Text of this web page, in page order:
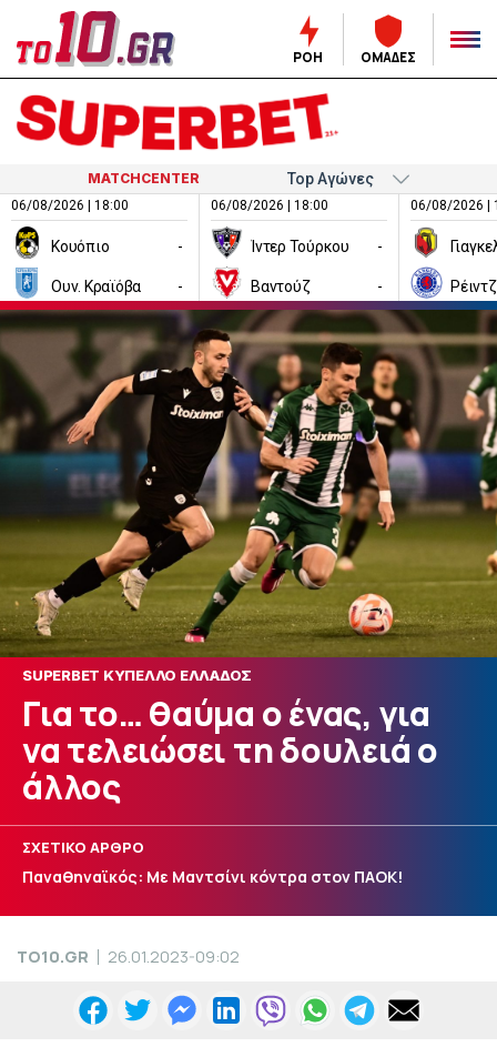
ΡΟΗ ΟΜΑΔΕΣ
MATCHCENTER
06/08/2026 | 18:00
Κουόπιο -
Ουν. Κραϊόβα -
06/08/2026 | 18:00
Ίντερ Τούρκου -
Βαντούζ -
06/08/2026 |
SUPERBET ΚΥΠΕΛΛΟ ΕΛΛΑΔΟΣ
Για το… θαύμα ο ένας, για
να τελειώσει τη δουλειά ο
άλλος
ΣΧΕΤΙΚΟ ΑΡΘΡΟ
Παναθηναϊκός: Με Μαντσίνι κόντρα στον ΠΑΟΚ!
TO10.GR 26.01.2023-09:02